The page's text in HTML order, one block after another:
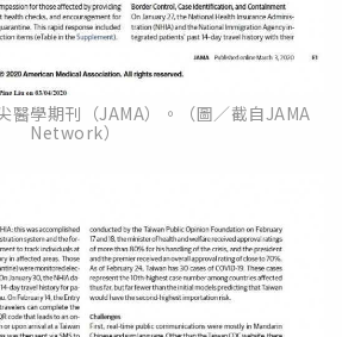
醫學期刊（JAMA）。（圖／截自JAMA
Network）